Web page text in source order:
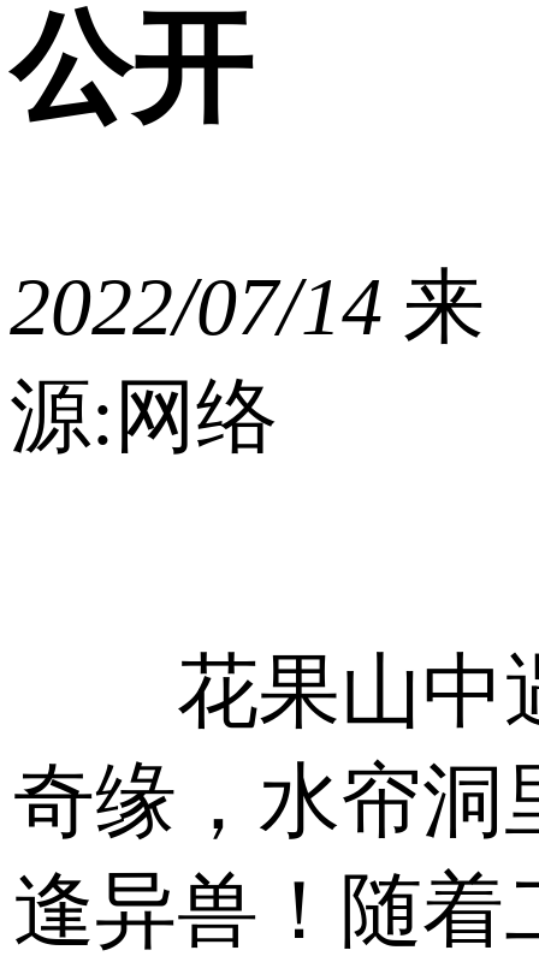
公开
2022/07/14 来
源:网络
花果山中
奇缘，水帘洞
逢异兽！随着